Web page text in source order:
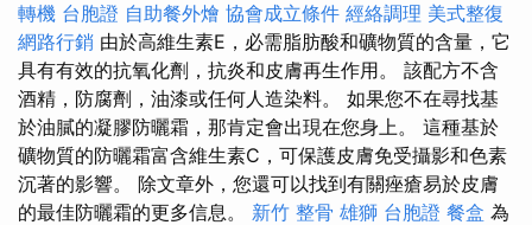
轉機 台胞證 自助餐外燴 協會成立條件 經絡調理 美式整復
網路行銷 由於高維生素E，必需脂肪酸和礦物質的含量，它
具有有效的抗氧化劑，抗炎和皮膚再生作用。 該配方不含
酒精，防腐劑，油漆或任何人造染料。 如果您不在尋找基
於油膩的凝膠防曬霜，那肯定會出現在您身上。 這種基於
礦物質的防曬霜富含維生素C，可保護皮膚免受攝影和色素
沉著的影響。 除文章外，您還可以找到有關痤瘡易於皮膚
的最佳防曬霜的更多信息。 新竹 整骨 雄獅 台胞證 餐盒 為